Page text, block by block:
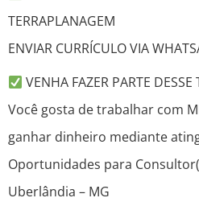
TERRAPLANAGEM
ENVIAR CURRÍCULO VIA
VENHA FAZER PARTE DESSE
Você gosta de trabalhar com
ganhar dinheiro mediante
Oportunidades para
Uberlândia – MG